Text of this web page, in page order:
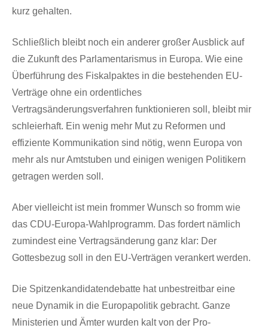
kurz gehalten.
Schließlich bleibt noch ein anderer großer Ausblick auf
die Zukunft des Parlamentarismus in Europa. Wie eine
Überführung des Fiskalpaktes in die bestehenden EU-
Verträge ohne ein ordentliches
Vertragsänderungsverfahren funktionieren soll, bleibt mir
schleierhaft. Ein wenig mehr Mut zu Reformen und
effiziente Kommunikation sind nötig, wenn Europa von
mehr als nur Amtstuben und einigen wenigen Politikern
getragen werden soll.
Aber vielleicht ist mein frommer Wunsch so fromm wie
das CDU-Europa-Wahlprogramm. Das fordert nämlich
zumindest eine Vertragsänderung ganz klar: Der
Gottesbezug soll in den EU-Verträgen verankert werden.
Die Spitzenkandidatendebatte hat unbestreitbar eine
neue Dynamik in die Europapolitik gebracht. Ganze
Ministerien und Ämter wurden kalt von der Pro-